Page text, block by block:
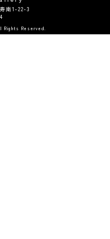
南1-22-3
Rights Reserved.